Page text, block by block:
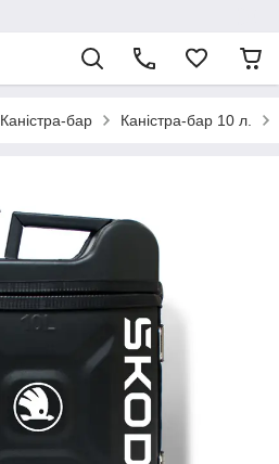
Каністра-бар Каністра-бар 10 л.